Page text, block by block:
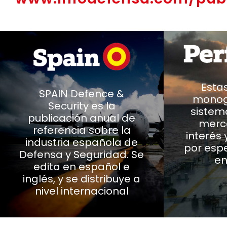
SPAIN Defence &
Security es la
publicación anual de
referencia sobre la
industria española de
Defensa y Seguridad. Se
edita en español e
inglés, y se distribuye a
nivel internacional
interés
por